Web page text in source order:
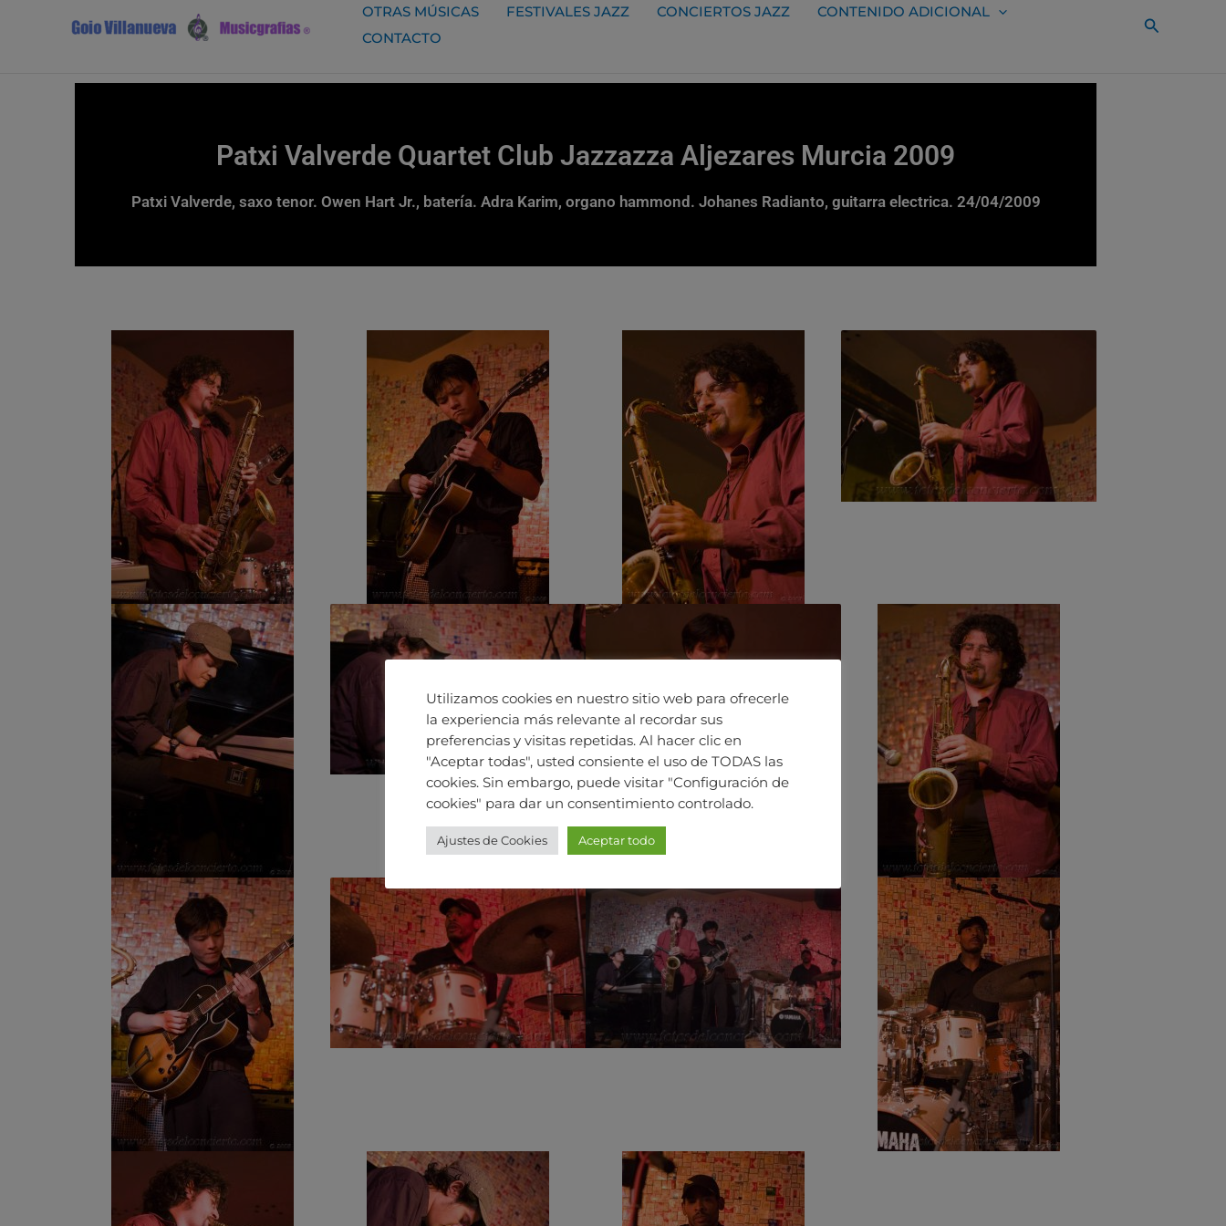
OTRAS MÚSICAS FESTIVALES JAZZ CONCIERTOS JAZZ
CONTENIDO ADICIONAL
CONTACTO
Buscar
Patxi Valverde Quartet Club Jazzazza Aljezares Murcia 2009
Patxi Valverde, saxo tenor. Owen Hart Jr., batería. Adra Karim, organo hammond. Johanes Radianto, guitarra electrica. 24/04/2009
Utilizamos cookies en nuestro sitio web para ofrecerle
la experiencia más relevante al recordar sus
preferencias y visitas repetidas. Al hacer clic en
"Aceptar todas", usted consiente el uso de TODAS las
cookies. Sin embargo, puede visitar "Configuración de
cookies" para dar un consentimiento controlado.
Ajustes de Cookies Aceptar todo